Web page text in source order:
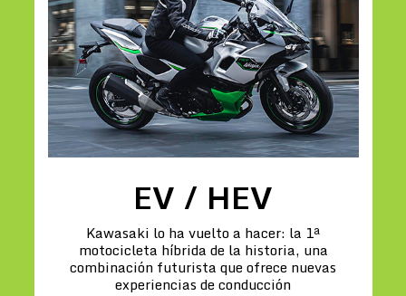
EV / HEV
Kawasaki lo ha vuelto a hacer: la 1ª
motocicleta híbrida de la historia, una
combinación futurista que ofrece nuevas
experiencias de conducción